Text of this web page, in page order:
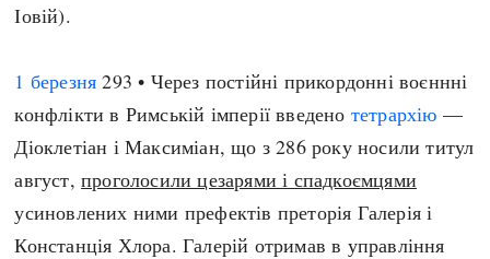
Азія
Америка
А(нта)рктика
Африка
Популярні статті
Всі статті
Визначальні події
#Хештеги
Автори
Іовій).
1 березня 293 • Через постійні прикордонні воєннні
конфлікти в Римській імперії введено тетрархію —
Діоклетіан і Максиміан, що з 286 року носили титул
август,проголосили цезарями і спадкоємцями
усиновлених ними префектів преторія Галерія і
Констанція Хлора. Галерій отримав в управління